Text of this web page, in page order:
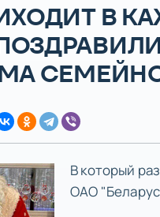
В
В который
ОАО